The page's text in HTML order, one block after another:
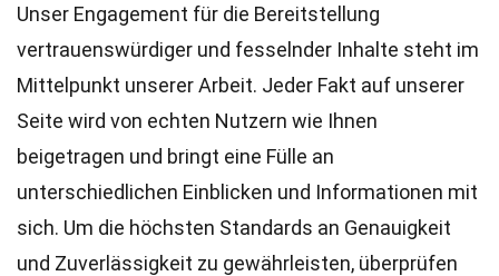
Unser Engagement für die Bereitstellung
vertrauenswürdiger und fesselnder Inhalte steht im
Mittelpunkt unserer Arbeit. Jeder Fakt auf unserer
Seite wird von echten Nutzern wie Ihnen
beigetragen und bringt eine Fülle an
unterschiedlichen Einblicken und Informationen mit
sich. Um die höchsten Standards an Genauigkeit
und Zuverlässigkeit zu gewährleisten, überprüfen